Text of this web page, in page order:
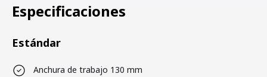
Especificaciones
Estándar
Anchura de trabajo 130 mm